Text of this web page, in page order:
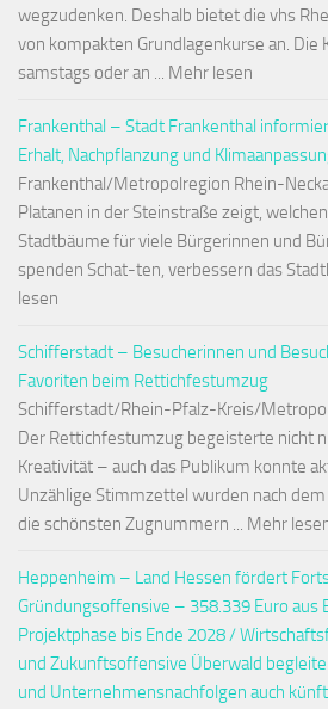
wegzudenken. Deshalb bietet die vhs
von kompakten Grundlagenkurse an.
samstags oder an ... Mehr lesen
Frankenthal – Stadt Frankenthal
Erhalt, Nachpflanzung und
Frankenthal/Metropolregion Rhein-
Platanen in der Steinstraße zeigt,
Stadtbäume für viele Bürgerinnen und
spenden Schat-ten, verbessern das
lesen
Schifferstadt – Besucherinnen und
Favoriten beim Rettichfestumzug
Schifferstadt/Rhein-Pfalz-Kreis/
Der Rettichfestumzug begeisterte nicht
Kreativität – auch das Publikum konnte
Unzählige Stimmzettel wurden nach
die schönsten Zugnummern ... Mehr
Heppenheim – Land Hessen fördert
Gründungsoffensive – 358.339 Euro aus
Projektphase bis Ende 2028 /
und Zukunftsoffensive Überwald
und Unternehmensnachfolgen auch